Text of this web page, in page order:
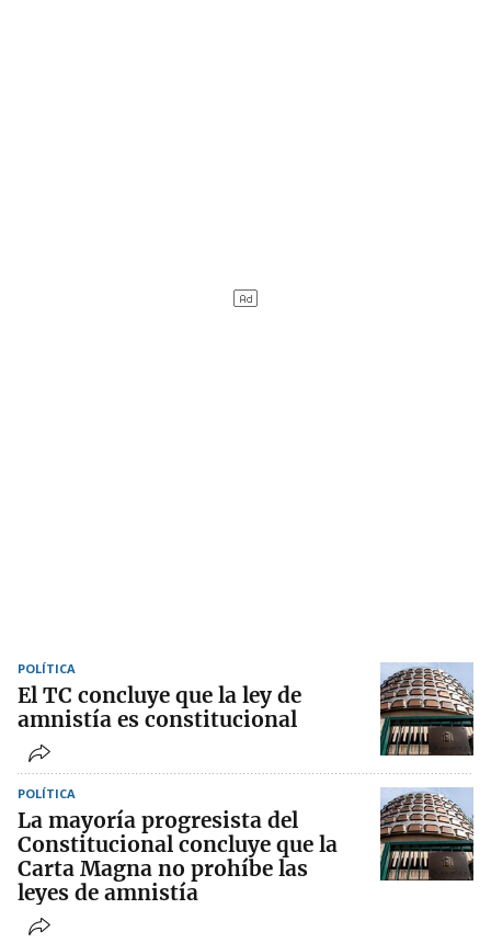
POLÍTICA
El TC concluye que la ley de
amnistía es constitucional
POLÍTICA
La mayoría progresista del
Constitucional concluye que la
Carta Magna no prohíbe las
leyes de amnistía